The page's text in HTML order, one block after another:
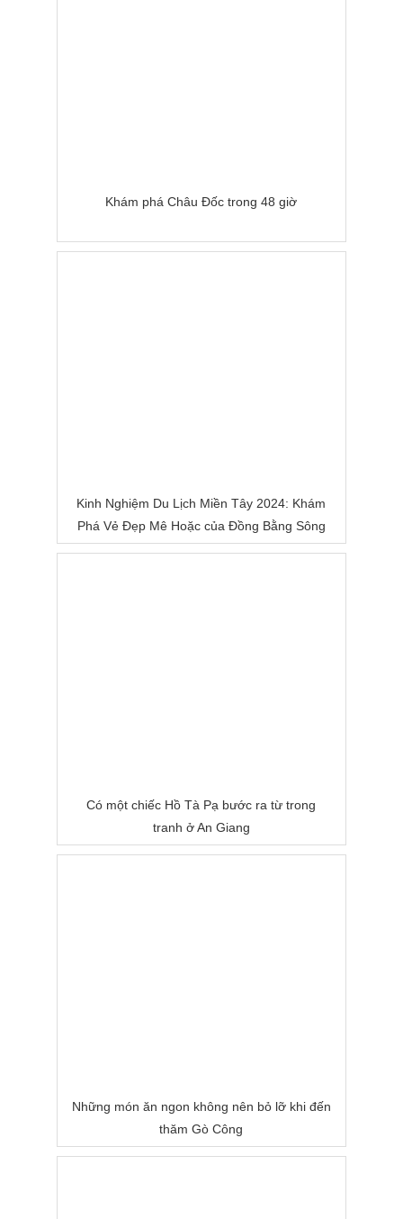
Khám phá Châu Đốc trong 48 giờ
Kinh Nghiệm Du Lịch Miền Tây 2024: Khám
Phá Vẻ Đẹp Mê Hoặc của Đồng Bằng Sông
Nước
Có một chiếc Hồ Tà Pạ bước ra từ trong
tranh ở An Giang
Những món ăn ngon không nên bỏ lỡ khi đến
thăm Gò Công